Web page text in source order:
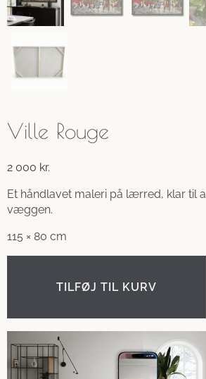
Ville Rouge
2 000 kr.
Et håndlavet maleri på lærred, klar til
væggen.
115 × 80 cm
TILFØJ TIL KURV